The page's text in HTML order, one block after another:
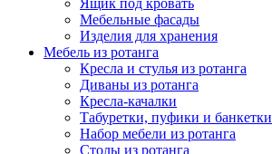
Ящик под кровать
Мебельные фасады
Изделия для хранения
Мебель из ротанга
Кресла и стулья из ротанга
Диваны из ротанга
Кресла-качалки
Табуретки, пуфики и банкетки
Набор мебели из ротанга
Столы из ротанга